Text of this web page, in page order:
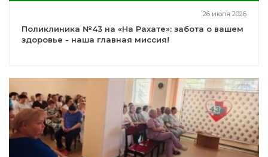
26 июля 2026
Поликлиника №43 на «На Рахате»: забота о вашем
здоровье - наша главная миссия!